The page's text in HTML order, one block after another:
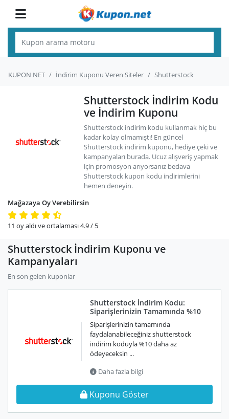
KUPON NET İndirim Kuponu Veren Siteler Shutterstock
Mağazaya Oy Verebilirsin
11 oy aldı ve ortalaması4.9/ 5
Shutterstock İndirim Kodu
ve İndirim Kuponu
Shutterstock indirim kodu kullanmak hiç bu
kadar kolay olmamıştı! En güncel
Shutterstock indirim kuponu, hediye çeki ve
kampanyaları burada. Ucuz alışveriş yapmak
için promosyon arıyorsanız bedava
Shutterstock kupon kodu indirimlerini
hemen deneyin.
Shutterstock İndirim Kuponu ve
Kampanyaları
En son gelen kuponlar
Shutterstock İndirim Kodu:
Siparişlerinizin Tamamında %10
Siparişlerinizin tamamında
faydalanabileceğiniz shutterstock
indirim koduyla %10 daha az
ödeyeceksin ...
Daha fazla bilgi
Kuponu Göster